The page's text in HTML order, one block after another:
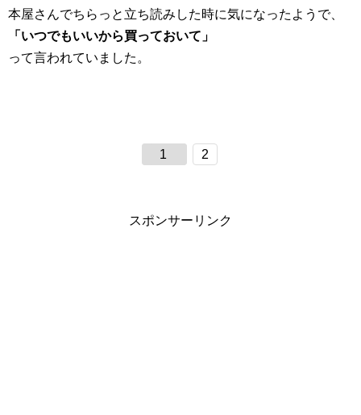
本屋さんでちらっと立ち読みした時に気になったようで、
「いつでもいいから買っておいて」
って言われていました。
1 2
スポンサーリンク